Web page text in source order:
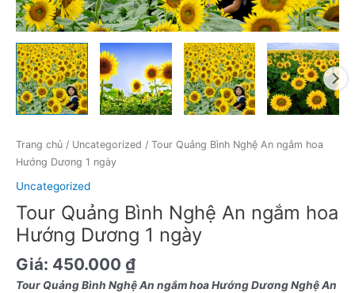
Trang chủ / Uncategorized / Tour Quảng Bình Nghệ An ngắm hoa
Hướng Dương 1 ngày
Uncategorized
Tour Quảng Bình Nghệ An ngắm hoa
Hướng Dương 1 ngày
Giá: 450.000 ₫
Tour Quảng Bình Nghệ An ngắm hoa Hướng Dương Nghệ An
ngày
số
lượng